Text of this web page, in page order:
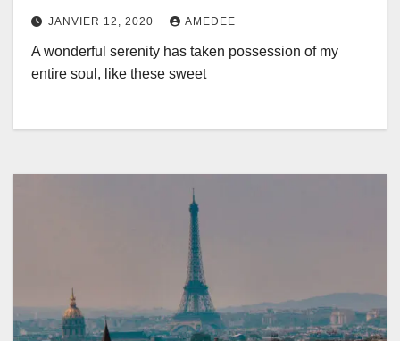
JANVIER 12, 2020 AMEDEE
A wonderful serenity has taken possession of my
entire soul, like these sweet